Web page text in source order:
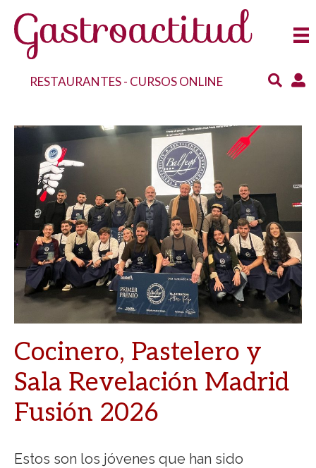
RESTAURANTES- CURSOS ONLINE
Cocinero, Pastelero y
Sala Revelación Madrid
Fusión 2026
Estos son los jóvenes que han sido